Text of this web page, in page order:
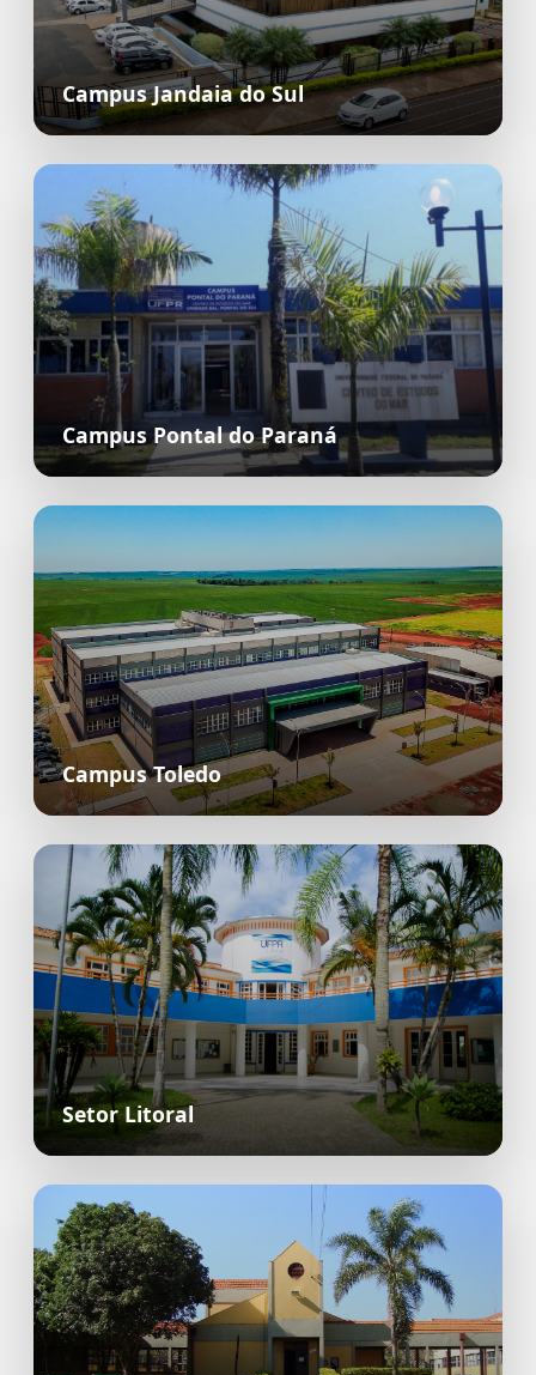
Campus Jandaia do Sul
Campus Pontal do Paraná
Campus Toledo
Setor Litoral